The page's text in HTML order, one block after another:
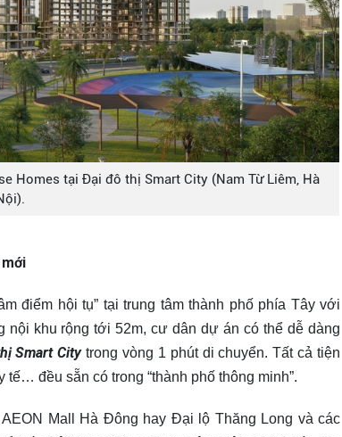
Homes tại Đại đô thị Smart City (Nam Từ Liêm, Hà
điểm hội tụ” tại trung tâm thành phố phía Tây với
nội khu rộng tới 52m, cư dân dự án có thể dễ dàng
Smart Citytrong vòng 1 phút di chuyển. Tất cả tiện
đều sẵn có trong “thành phố thông minh”.
Mall Hà Đông hay Đại lộ Thăng Long và các